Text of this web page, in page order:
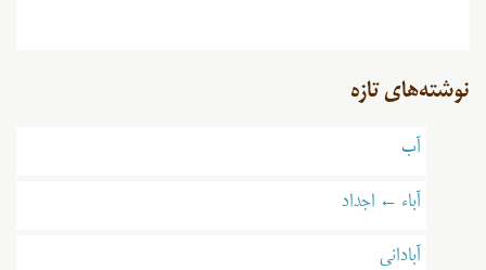
نوشته‌های تازه
آب
آباء ← اجداد
آبادانی